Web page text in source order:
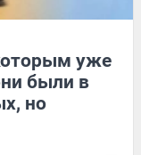
уже
были в
но